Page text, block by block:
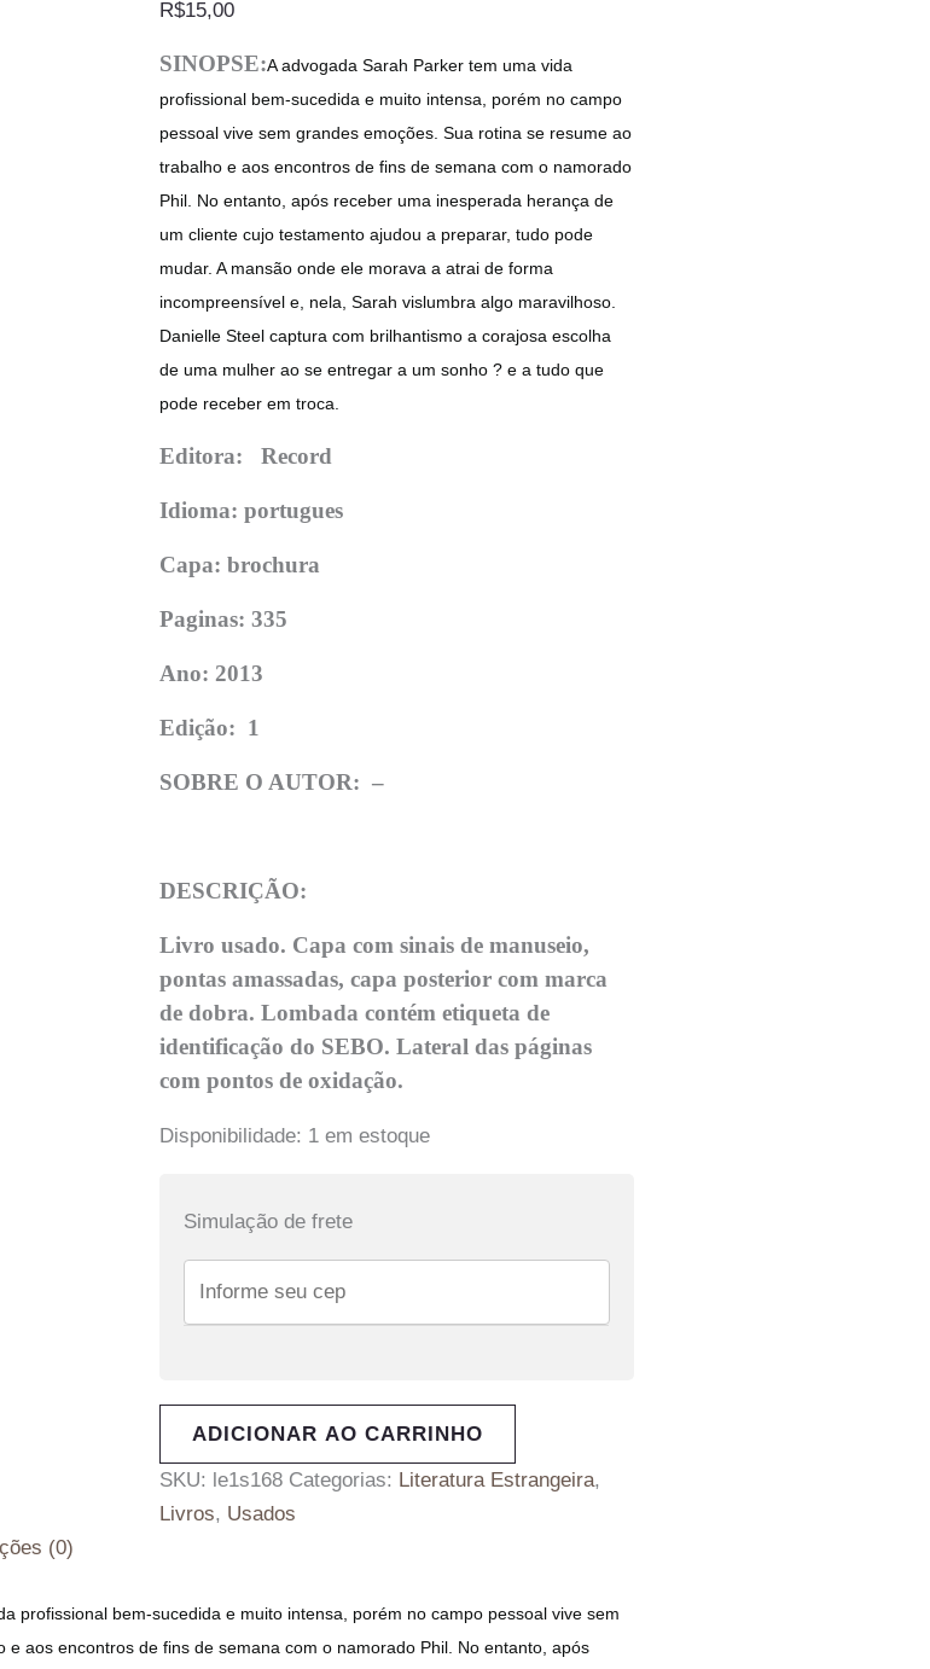
R$15,00
SINOPSE:A advogada Sarah Parker tem uma vida
profissional bem-sucedida e muito intensa, porém no campo
pessoal vive sem grandes emoções. Sua rotina se resume ao
trabalho e aos encontros de fins de semana com o namorado
Phil. No entanto, após receber uma inesperada herança de
um cliente cujo testamento ajudou a preparar, tudo pode
mudar. A mansão onde ele morava a atrai de forma
incompreensível e, nela, Sarah vislumbra algo maravilhoso.
Danielle Steel captura com brilhantismo a corajosa escolha
de uma mulher ao se entregar a um sonho ? e a tudo que
pode receber em troca.
Editora: Record
Idioma: portugues
Capa: brochura
Paginas: 335
Ano: 2013
Edição: 1
SOBRE O AUTOR: –
DESCRIÇÃO:
Livro usado. Capa com sinais de manuseio,
pontas amassadas, capa posterior com marca
de dobra. Lombada contém etiqueta de
identificação do SEBO. Lateral das páginas
com pontos de oxidação.
Disponibilidade: 1 em estoque
Simulação de frete
ADICIONAR AO CARRINHO
SKU: le1s168 Categorias: Literatura Estrangeira,
Livros, Usados
(0)
profissional bem-sucedida e muito intensa, porém no campo pessoal vive sem
aos encontros de fins de semana com o namorado Phil. No entanto, após